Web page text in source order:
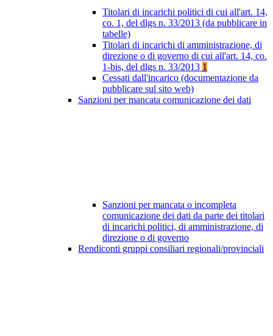
Titolari di incarichi politici di cui all'art. 14,
co. 1, del dlgs n. 33/2013 (da pubblicare in
tabelle)
Titolari di incarichi di amministrazione, di
direzione o di governo di cui all'art. 14, co.
1-bis, del dlgs n. 33/2013 1
Cessati dall'incarico (documentazione da
pubblicare sul sito web)
Sanzioni per mancata comunicazione dei dati
Sanzioni per mancata o incompleta
comunicazione dei dati da parte dei titolari
di incarichi politici, di amministrazione, di
direzione o di governo
Rendiconti gruppi consiliari regionali/provinciali